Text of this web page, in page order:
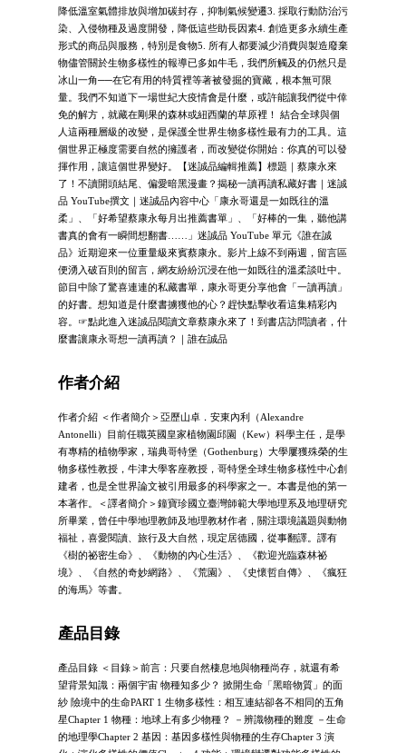
降低溫室氣體排放與增加碳封存，抑制氣候變遷3. 採取行動防治污
染、入侵物種及過度開發，降低這些助長因素4. 創造更多永續生產
形式的商品與服務，特別是食物5. 所有人都要減少消費與製造廢棄
物儘管關於生物多樣性的報導已多如牛毛，我們所觸及的仍然只是
冰山一角──在它有用的特質裡等著被發掘的寶藏，根本無可限
量。我們不知道下一場世紀大疫情會是什麼，或許能讓我們從中倖
免的解方，就藏在剛果的森林或紐西蘭的草原裡！ 結合全球與個
人這兩種層級的改變，是保護全世界生物多樣性最有力的工具。這
個世界正極度需要自然的擁護者，而改變從你開始：你真的可以發
揮作用，讓這個世界變好。【迷誠品編輯推薦】標題｜蔡康永來
了！不讀開頭結尾、偏愛暗黑漫畫？揭秘一讀再讀私藏好書｜迷誠
品 YouTube撰文｜迷誠品內容中心「康永哥還是一如既往的溫
柔」、「好希望蔡康永每月出推薦書單」、「好棒的一集，聽他講
書真的會有一瞬間想翻書……」迷誠品 YouTube 單元《誰在誠
品》近期迎來一位重量級來賓蔡康永。影片上線不到兩週，留言區
便湧入破百則的留言，網友紛紛沉浸在他一如既往的溫柔談吐中。
節目中除了驚喜連連的私藏書單，康永哥更分享他會「一讀再讀」
的好書。想知道是什麼書擄獲他的心？趕快點擊收看這集精彩內
容。☞點此進入迷誠品閱讀文章蔡康永來了！到書店訪問讀者，什
麼書讓康永哥想一讀再讀？｜誰在誠品
作者介紹
作者介紹 ＜作者簡介＞亞歷山卓．安東內利（Alexandre
Antonelli）目前任職英國皇家植物園邱園（Kew）科學主任，是學
有專精的植物學家，瑞典哥特堡（Gothenburg）大學屢獲殊榮的生
物多樣性教授，牛津大學客座教授，哥特堡全球生物多樣性中心創
建者，也是全世界論文被引用最多的科學家之一。本書是他的第一
本著作。＜譯者簡介＞鐘寶珍國立臺灣師範大學地理系及地理研究
所畢業，曾任中學地理教師及地理教材作者，關注環境議題與動物
福祉，喜愛閱讀、旅行及大自然，現定居德國，從事翻譯。譯有
《樹的祕密生命》、《動物的內心生活》、《歡迎光臨森林祕
境》、《自然的奇妙網路》、《荒園》、《史懷哲自傳》、《瘋狂
的海馬》等書。
產品目錄
產品目錄 ＜目錄＞前言：只要自然棲息地與物種尚存，就還有希
望背景知識：兩個宇宙 物種知多少？ 掀開生命「黑暗物質」的面
紗 險境中的生命PART 1 生物多樣性：相互連結卻各不相同的五角
星Chapter 1 物種：地球上有多少物種？ －辨識物種的難度 －生命
的地理學Chapter 2 基因：基因多樣性與物種的生存Chapter 3 演